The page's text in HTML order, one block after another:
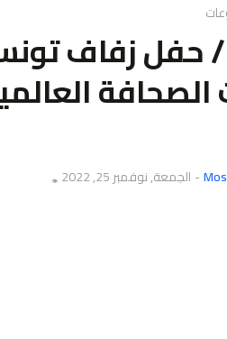
/ حفل زفاف
الصحافة
- الجمعة, نوفمبر 25, 2022 👁️